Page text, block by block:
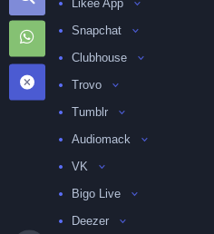
Likee App
Snapchat
Clubhouse
Trovo
Tumblr
Audiomack
VK
Bigo Live
Deezer